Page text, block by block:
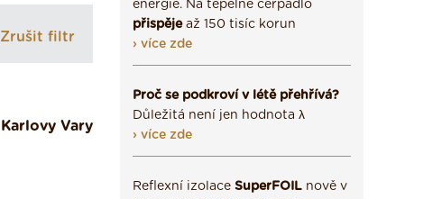
Zrušit filtr
Karlovy Vary
energie. Na tepelné čerpadlo
přispějeaž 150 tisíc korun
› více zde
Proč se podkroví v létě přehřívá?
Důležitá není jen hodnota λ
› více zde
Reflexní izolace SuperFOIL nově v